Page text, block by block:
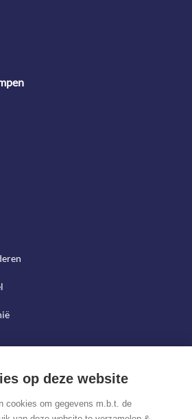
op deze website
cookies om gegevens m.b.t. de